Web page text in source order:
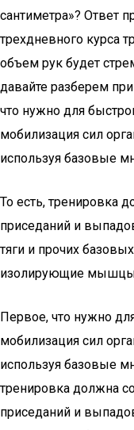
сантиметра»? Ответ
трехдневного курса
объем рук будет
давайте разберем
что нужно для
мобилизация сил
используя базовые
То есть, тренировка
приседаний и
тяги и прочих
изолирующие
Первое, что нужно
мобилизация сил
используя базовые
тренировка должна
приседаний и